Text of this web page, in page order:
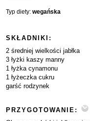
Typ diety: wegańska
SKŁADNIKI:
2 średniej wielkości jabłka
3 łyżki kaszy manny
1 łyżka cynamonu
1 łyżeczka cukru
garść rodzynek
PRZYGOTOWANIE: